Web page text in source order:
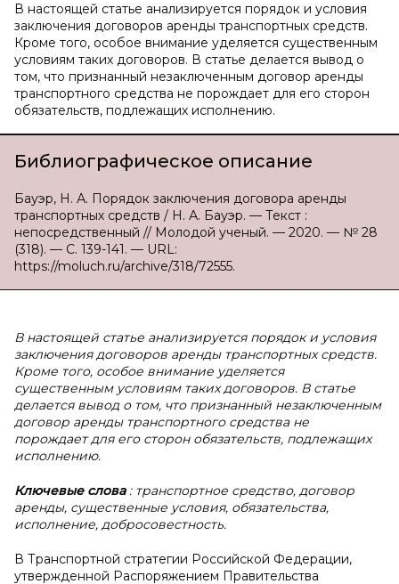
В настоящей статье анализируется порядок и условия
заключения договоров аренды транспортных средств.
Кроме того, особое внимание уделяется существенным
условиям таких договоров. В статье делается вывод о
том, что признанный незаключенным договор аренды
транспортного средства не порождает для его сторон
обязательств, подлежащих исполнению.
Библиографическое описание
Бауэр, Н. А. Порядок заключения договора аренды
транспортных средств / Н. А. Бауэр. — Текст :
непосредственный // Молодой ученый. — 2020. — № 28
(318). — С. 139-141. — URL:
https://moluch.ru/archive/318/72555.
В настоящей статье анализируется порядок и условия
заключения договоров аренды транспортных средств.
Кроме того, особое внимание уделяется
существенным условиям таких договоров. В статье
делается вывод о том, что признанный незаключенным
договор аренды транспортного средства не
порождает для его сторон обязательств, подлежащих
исполнению.
Ключевые слова : транспортное средство, договор
аренды, существенные условия, обязательства,
исполнение, добросовестность.
В Транспортной стратегии Российской Федерации,
утвержденной Распоряжением Правительства